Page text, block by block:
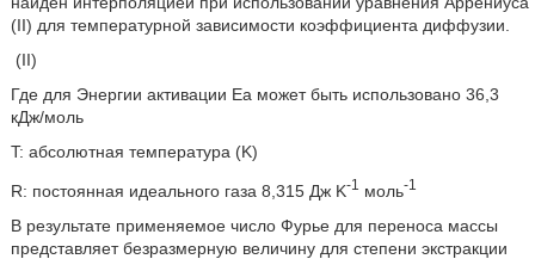
(II) для температурной зависимости коэффициента диффузии.
(II)
Где для Энергии активации Ea может быть использовано 36,3
кДж/моль
T: абсолютная температура (K)
R: постоянная идеального газа 8,315 Дж K-1 моль-1
В результате применяемое число Фурье для переноса массы
представляет безразмерную величину для степени экстракции